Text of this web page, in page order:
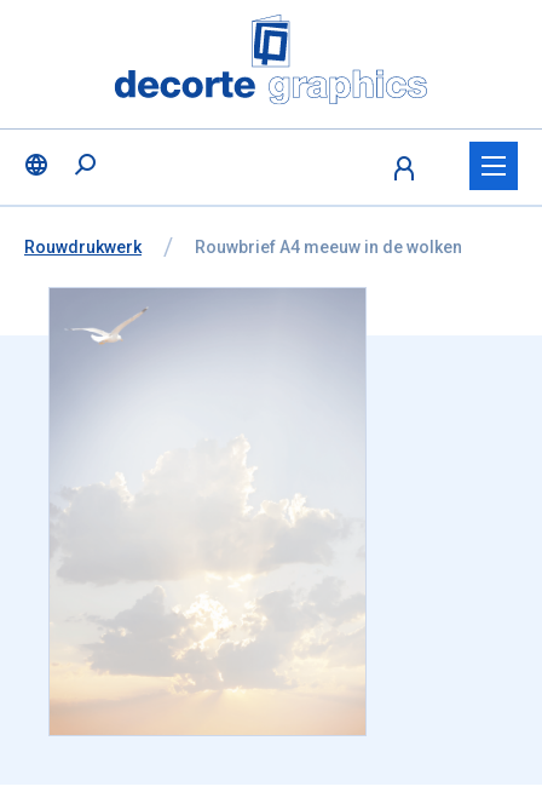
Fratello DEMO
U bevindt zich hier:
van
Rouwdrukwerk naar
Rouwbrief A4 meeuw in de wolken